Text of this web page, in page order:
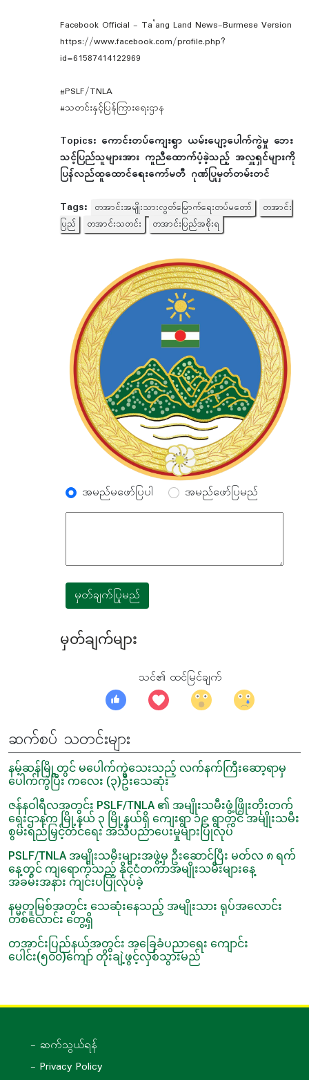
Facebook Official - Ta’ang Land News-Burmese Version
https://www.facebook.com/profile.php?
id=61587414122969
#PSLF/TNLA
#သတင်းနှင့်ပြန်ကြားရေးဌာန
Topics:ကောင်းတပ်ကျေးရွာ ယမ်းပျော့ပေါက်ကွဲမှု ဘေး
သင့်ပြည်သူများအား ကူညီထောက်ပံ့ခဲ့သည့် အလှူရှင်များကို
ပြန်လည်ထူထောင်ရေးကော်မတီ ဂုဏ်ပြုမှတ်တမ်းတင်
Tags:
တအာင်းအမျိုးသားလွတ်မြောက်ရေးတပ်မတော်
တအာင်း
ပြည်
တအာင်းသတင်း တအာင်းပြည်အစိုးရ
အမည်မဖော်ပြပါ အမည်ဖော်ပြမည်
မှတ်ချက်ပြုမည်
မှတ်ချက်များ
သင်၏ ထင်မြင်ချက်
ဆက်စပ် သတင်းများ
နမ့်ဆန်မြို့တွင် မပေါက်ကွဲသေးသည့် လက်နက်ကြီးဆော့ရာမှ
ပေါက်ကွဲပြီး ကလေး (၃)ဦးသေဆုံး
ဇန်နဝါရီလအတွင်း PSLF/TNLA ၏ အမျိုးသမီးဖွံ့ဖြိုးတိုးတက်
ရေးဌာနက မြို့နယ် ၃ မြို့နယ်ရှိ ကျေးရွာ ၁၉ ရွာတွင် အမျိုးသမီး
စွမ်းရည်မြှင့်တင်ရေး အသိပညာပေးမှုများပြုလုပ်
PSLF/TNLA အမျိုးသမီးများအဖွဲ့မှ ဦးဆောင်ပြီး မတ်လ ၈ ရက်
နေ့တွင် ကျရောက်သည့် နိုင်ငံတကာအမျိုးသမီးများနေ့
အခမ်းအနား ကျင်းပပြုလုပ်ခဲ့
နမ္မတူမြစ်အတွင်း သေဆုံးနေသည့် အမျိုးသား ရုပ်အလောင်း
တစ်လောင်း တွေ့ရှိ
တအာင်းပြည်နယ်အတွင်း အခြေခံပညာရေး ကျောင်း
ပေါင်း(၅၀၀)ကျော် တိုးချဲ့ဖွင့်လှစ်သွားမည်
- ဆက်သွယ်ရန်
- Privacy Policy